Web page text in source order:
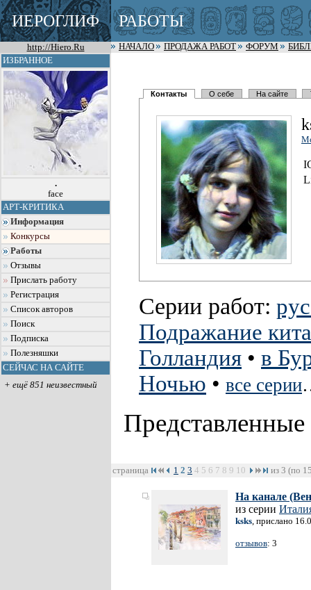
ИЕРОГЛИФ РАБОТЫ
http://Hiero.Ru НАЧАЛО ПРОДАЖА РАБОТ ФОРУМ
ИЗБРАННОЕ
.
face
АРТ-КРИТИКА
Информация
Конкурсы
Работы
Отзывы
Прислать работу
Регистрация
Список авторов
Поиск
Подписка
Полезняшки
СЕЙЧАС НА САЙТЕ
+ ещё 851 неизвестный
Контакты О себе На сайте
I
Серии работ:
Подражание
Голландия • в
Ночью • все серии
страница 1 2 3 4 5 6 7 8 9 10 из 3 (по
На канале
из серии
ksks, прислано
отзывов: 3